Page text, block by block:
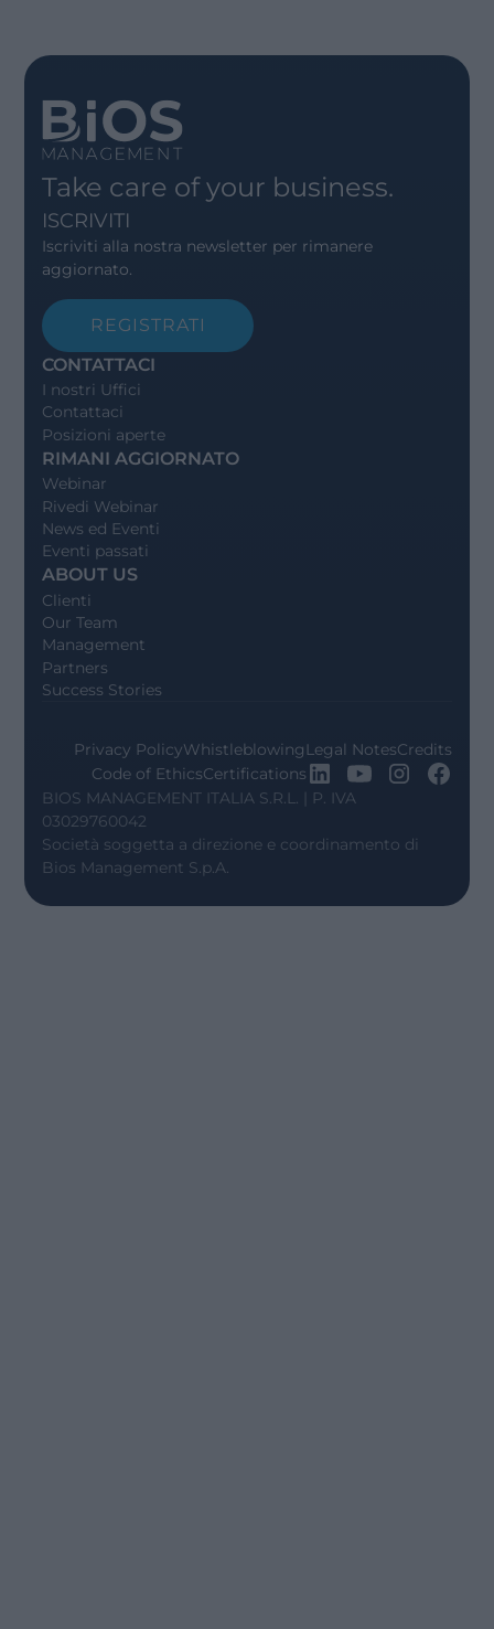
Take care of your business.
ISCRIVITI
Iscriviti alla nostra newsletter per rimanere
aggiornato.
REGISTRATI
CONTATTACI
I nostri Uffici
Contattaci
Posizioni aperte
RIMANI AGGIORNATO
Webinar
Rivedi Webinar
News ed Eventi
Eventi passati
ABOUT US
Clienti
Our Team
Management
Partners
Success Stories
BIOS MANAGEMENT ITALIA S.R.L. | P. IVA
03029760042
Società soggetta a direzione e coordinamento di
Bios Management S.p.A.
Privacy PolicyWhistleblowing Legal NotesCredits
Code of EthicsCertifications